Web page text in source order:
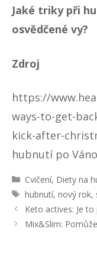
Jaké triky při
osvědčené vy?
Zdroj
https://
ways-to-get-
kick-after-
hubnutí po
R
u
r
i
Cvičení, Diety na
Š
t
t
hubnutí,nový rok,
N
a
Keto actives: Je
Mix&Slim: